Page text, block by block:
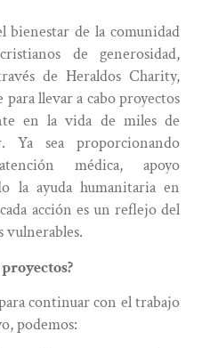
bienestar de la comunidad
de generosidad,
de Heraldos Charity,
llevar a cabo proyectos
en la vida de miles de
Ya sea proporcionando
médica, apoyo
la ayuda humanitaria en
acción es un reflejo del
vulnerables.
continuar con el trabajo
podemos: